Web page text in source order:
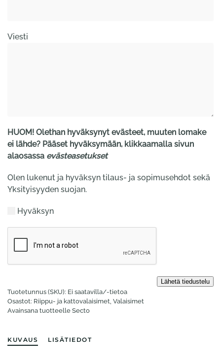
Viesti
HUOM! Olethan hyväksynyt evästeet, muuten lomake
ei lähde? Pääset hyväksymään, klikkaamalla sivun
alaosassa evästeasetukset
Olen lukenut ja hyväksyn tilaus- ja sopimusehdot sekä
Yksityisyyden suojan.
Hyväksyn
Tuotetunnus (SKU): Ei saatavilla/-tietoa
Osastot: Riippu- ja katto­valaisimet, Valaisimet
Avainsana tuotteelle Secto
KUVAUS LISÄTIEDOT